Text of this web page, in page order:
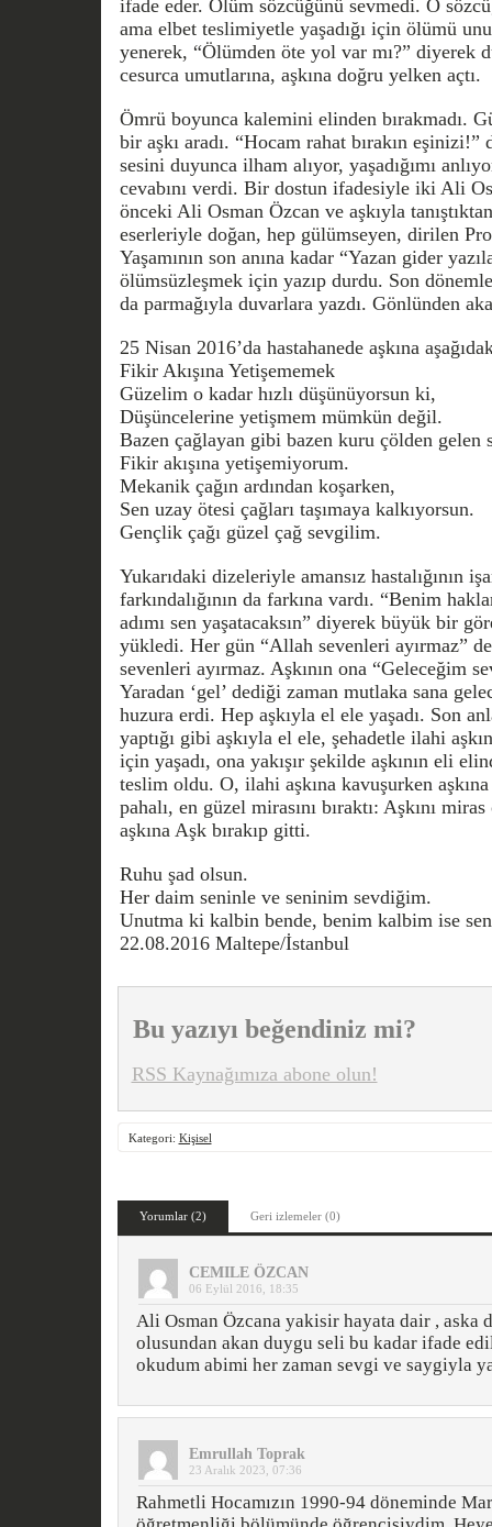
ifade eder. Ölüm sözcüğünü sevmedi. O
ama elbet teslimiyetle yaşadığı için ölümü
yenerek, “Ölümden öte yol var mı?” diyerek
cesurca umutlarına, aşkına doğru yelken açtı.
Ömrü boyunca kalemini elinden bırakmadı.
bir aşkı aradı. “Hocam rahat bırakın
sesini duyunca ilham alıyor, yaşadığımı
cevabını verdi. Bir dostun ifadesiyle iki Ali
önceki Ali Osman Özcan ve aşkıyla
eserleriyle doğan, hep gülümseyen, dirilen
Yaşamının son anına kadar “Yazan gider
ölümsüzleşmek için yazıp durdu. Son
da parmağıyla duvarlara yazdı. Gönlünden
25 Nisan 2016’da hastahanede aşkına
Fikir Akışına Yetişememek
Güzelim o kadar hızlı düşünüyorsun ki,
Düşüncelerine yetişmem mümkün değil.
Bazen çağlayan gibi bazen kuru çölden gelen
Fikir akışına yetişemiyorum.
Mekanik çağın ardından koşarken,
Sen uzay ötesi çağları taşımaya kalkıyorsun.
Gençlik çağı güzel çağ sevgilim.
Yukarıdaki dizeleriyle amansız hastalığının
farkındalığının da farkına vardı. “Benim
adımı sen yaşatacaksın” diyerek büyük bir
yükledi. Her gün “Allah sevenleri ayırmaz”
sevenleri ayırmaz. Aşkının ona “Geleceğim
Yaradan ‘gel’ dediği zaman mutlaka sana
huzura erdi. Hep aşkıyla el ele yaşadı. Son
yaptığı gibi aşkıyla el ele, şehadetle ilahi
için yaşadı, ona yakışır şekilde aşkının eli
teslim oldu. O, ilahi aşkına kavuşurken
pahalı, en güzel mirasını bıraktı: Aşkını
aşkına Aşk bırakıp gitti.
Ruhu şad olsun.
Her daim seninle ve seninim sevdiğim.
Unutma ki kalbin bende, benim kalbim ise
22.08.2016 Maltepe/İstanbul
Bu yazıyı beğendiniz mi?
RSS Kaynağımıza abone olun!
Kategori: Kişisel
Yorumlar (2) Geri izlemeler (0)
CEMILE ÖZCAN
06 Eylül 2016, 18:35
Ali Osman Özcana yakisir hayata dair , aska
olusundan akan duygu seli bu kadar ifade
okudum abimi her zaman sevgi ve saygiyla
Emrullah Toprak
23 Aralık 2023, 07:36
Rahmetli Hocamızın 1990-94 döneminde